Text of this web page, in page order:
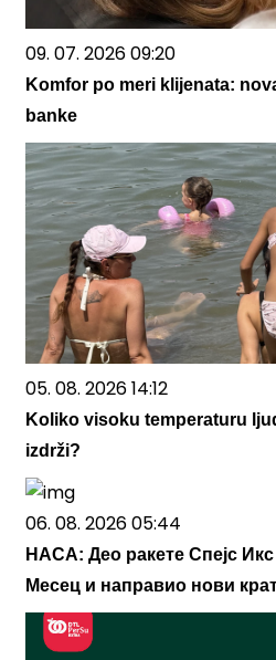
09. 07. 2026 09:20
Komfor po meri klijenata:
banke
05. 08. 2026 14:12
Koliko visoku temperaturu
izdrži?
06. 08. 2026 05:44
НАСА: Део ракете Спејс
Месец и направио нови